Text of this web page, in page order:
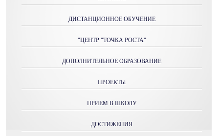
ДИСТАНЦИОННОЕ ОБУЧЕНИЕ
"ЦЕНТР "ТОЧКА РОСТА"
ДОПОЛНИТЕЛЬНОЕ ОБРАЗОВАНИЕ
ПРОЕКТЫ
ПРИЕМ В ШКОЛУ
ДОСТИЖЕНИЯ